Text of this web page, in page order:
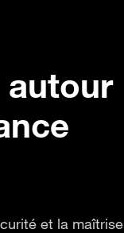
autour
et la maîtrise